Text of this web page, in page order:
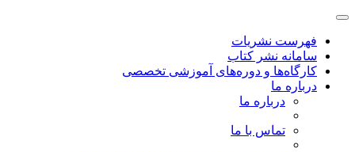
فهرست نشریات
سامانه نشر کتاب
کارگاه‌ها و دوره‌های آموزشی تخصصی
درباره ما
درباره ما
تماس با ما